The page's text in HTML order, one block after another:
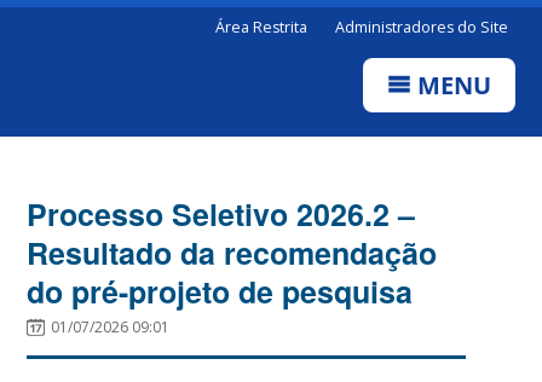
Área Restrita Administradores do Site
MENU
Processo Seletivo 2026.2 –
Resultado da recomendação
do pré-projeto de pesquisa
01/07/2026 09:01